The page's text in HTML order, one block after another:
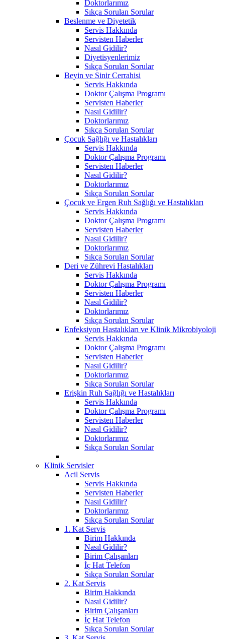
Doktorlarımız
Sıkça Sorulan Sorular
Beslenme ve Diyetetik
Servis Hakkında
Servisten Haberler
Nasıl Gidilir?
Diyetisyenlerimiz
Sıkça Sorulan Sorular
Beyin ve Sinir Cerrahisi
Servis Hakkında
Doktor Çalışma Programı
Servisten Haberler
Nasıl Gidilir?
Doktorlarımız
Sıkça Sorulan Sorular
Çocuk Sağlığı ve Hastalıkları
Servis Hakkında
Doktor Çalışma Programı
Servisten Haberler
Nasıl Gidilir?
Doktorlarımız
Sıkça Sorulan Sorular
Çocuk ve Ergen Ruh Sağlığı ve Hastalıkları
Servis Hakkında
Doktor Çalışma Programı
Servisten Haberler
Nasıl Gidilir?
Doktorlarımız
Sıkça Sorulan Sorular
Deri ve Zührevi Hastalıkları
Servis Hakkında
Doktor Çalışma Programı
Servisten Haberler
Nasıl Gidilir?
Doktorlarımız
Sıkça Sorulan Sorular
Enfeksiyon Hastalıkları ve Klinik Mikrobiyoloji
Servis Hakkında
Doktor Çalışma Programı
Servisten Haberler
Nasıl Gidilir?
Doktorlarımız
Sıkça Sorulan Sorular
Erişkin Ruh Sağlığı ve Hastalıkları
Servis Hakkında
Doktor Çalışma Programı
Servisten Haberler
Nasıl Gidilir?
Doktorlarımız
Sıkça Sorulan Sorular
Klinik Servisler
Acil Servis
Servis Hakkında
Servisten Haberler
Nasıl Gidilir?
Doktorlarımız
Sıkça Sorulan Sorular
1. Kat Servis
Birim Hakkında
Nasıl Gidilir?
Birim Çalışanları
İç Hat Telefon
Sıkça Sorulan Sorular
2. Kat Servis
Birim Hakkında
Nasıl Gidilir?
Birim Çalışanları
İç Hat Telefon
Sıkça Sorulan Sorular